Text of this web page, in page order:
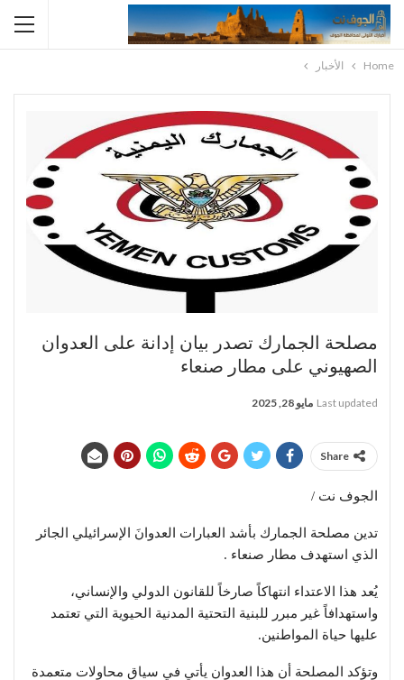
Home الأخبار
مصلحة الجمارك تصدر بيان إدانة على العدوان
الصهيوني على مطار صنعاء
Last updated مايو 28, 2025
Share
الجوف نت /
تدين مصلحة الجمارك بأشد العبارات العدوانَ الإسرائيلي الجائر
الذي استهدف مطار صنعاء .
يُعد هذا الاعتداء انتهاكاً صارخاً للقانون الدولي والإنساني،
واستهدافاً غير مبرر للبنية التحتية المدنية الحيوية التي تعتمد
عليها حياة المواطنين.
وتؤكد المصلحة أن هذا العدوان يأتي في سياق محاولات متعمدة